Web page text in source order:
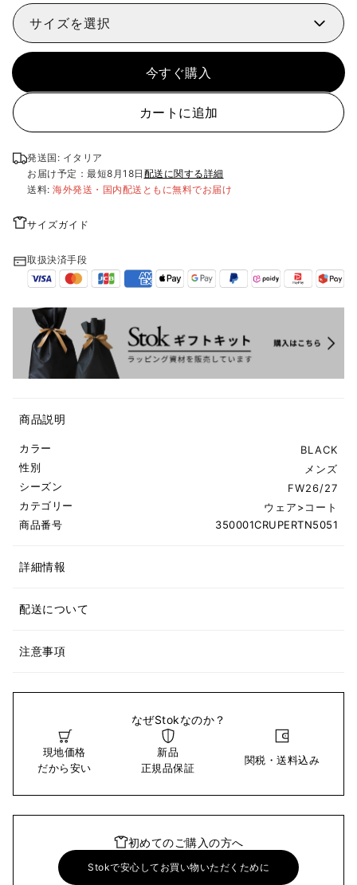
サイズを選択
今すぐ購入
カートに追加
発送国: イタリア
お届け予定：最短8月18日 配送に関する詳細
送料: 海外発送・国内配送ともに無料でお届け
サイズガイド
取扱決済手段
商品説明
カラー
BLACK
性別
メンズ
シーズン
FW26/27
カテゴリー
ウェア>コート
商品番号
350001CRUPERTN5051
詳細情報
配送について
注意事項
なぜStokなのか？
現地価格
だから安い
新品
正規品保証
関税・送料込み
初めてのご購入の方へ
Stokで安心してお買い物いただくために